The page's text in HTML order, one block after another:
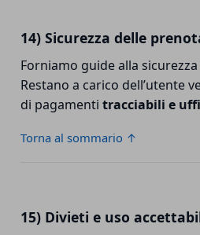
14) Sicurezza delle
Forniamo guide alla
Restano a carico dell’utente
di pagamenti tracciabili e
Torna al sommario ↑
15) Divieti e uso